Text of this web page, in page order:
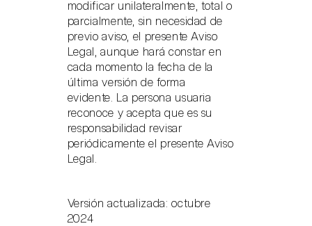
modificar unilateralmente, total o
parcialmente, sin necesidad de
previo aviso, el presente Aviso
Legal, aunque hará constar en
cada momento la fecha de la
última versión de forma
evidente. La persona usuaria
reconoce y acepta que es su
responsabilidad revisar
periódicamente el presente Aviso
Legal.
Versión actualizada: octubre
2024